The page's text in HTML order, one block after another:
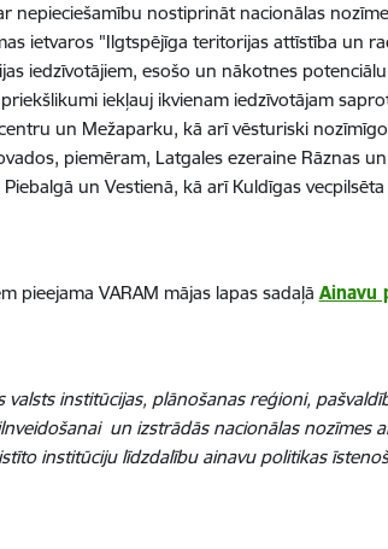
nostiprināt nacionālas
ietvaros "Ilgtspējīga teritorijas attīstība un
iedzīvotājiem, esošo un nākotnes
iekļauj ikvienam iedzīvotājam
un Mežaparku, kā arī vēsturiski
piemēram, Latgales ezeraine Rāznas
un Vestienā, kā arī Kuldīgas
pieejama VARAM mājas lapas sadaļā Ainavu
institūcijas, plānošanas reģioni,
un izstrādās nacionālas nozīmes
institūciju līdzdalību ainavu politikas